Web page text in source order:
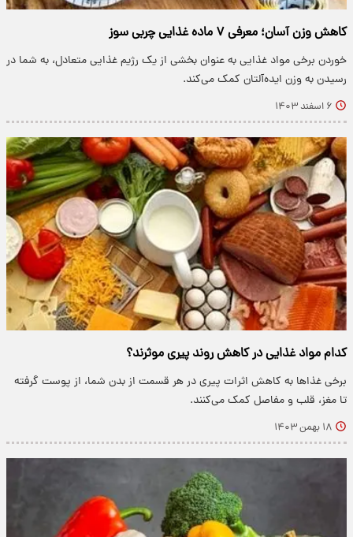
کاهش وزن آسان؛ معرفی ۷ ماده غذایی چربی سوز
خوردن برخی مواد غذایی به عنوان بخشی از یک رژیم غذایی متعادل، به شما در
رسیدن به وزن ایده‌آلتان کمک می‌کند.
۶ اسفند ۱۴۰۳
کدام مواد غذایی در کاهش روند پیری موثرند؟
برخی غذاها به کاهش اثرات پیری در هر قسمت از بدن شما، از پوست گرفته
تا مغز، قلب و مفاصل کمک می‌کنند.
۱۸ بهمن ۱۴۰۳